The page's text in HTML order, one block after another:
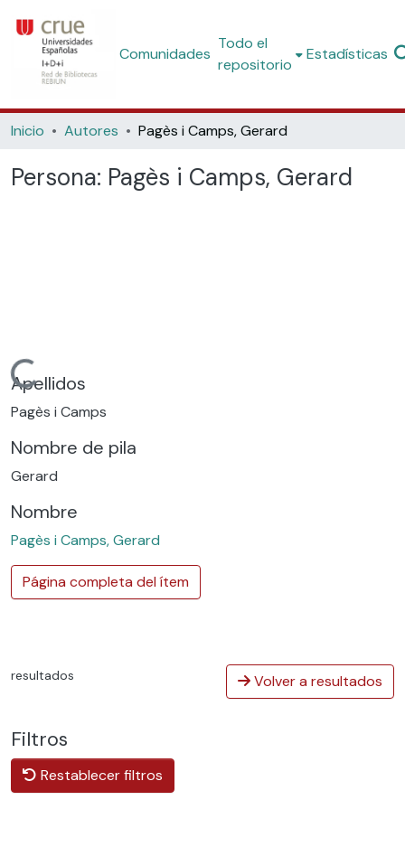
Comunidades
Todo el
repositorio
Estadísticas
Inicio Autores Pagès i Camps, Gerard
Persona: Pagès i Camps, Gerard
Cargando...
Apellidos
Pagès i Camps
Nombre de pila
Gerard
Nombre
Pagès i Camps, Gerard
Página completa del ítem
resultados Volver a resultados
Filtros
Restablecer filtros